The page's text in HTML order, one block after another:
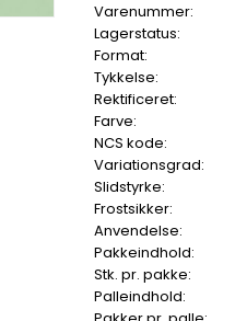
Varenummer:
Lagerstatus:
Format:
Tykkelse:
Rektificeret:
Farve:
NCS kode:
Variationsgrad:
Slidstyrke:
Frostsikker:
Anvendelse:
Pakkeindhold:
Stk. pr. pakke:
Palleindhold: